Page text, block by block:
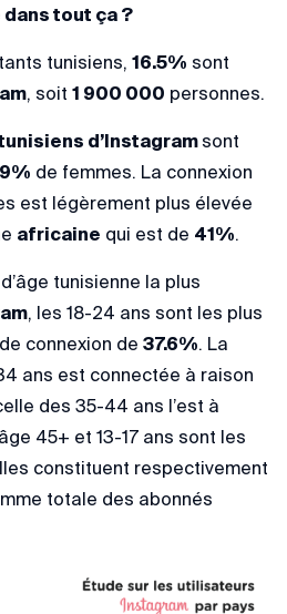
dans tout ça ?
tunisiens, 16.5% sont
, soit 1 900 000 personnes.
d’Instagram sont
de femmes. La connexion
est légèrement plus élevée
africaine qui est de 41%.
tunisienne la plus
, les 18-24 ans sont les plus
connexion de 37.6%. La
ans est connectée à raison
des 35-44 ans l’est à
45+ et 13-17 ans sont les
constituent respectivement
totale des abonnés